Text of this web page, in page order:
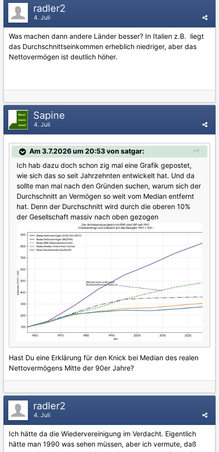
radler2
4. Juli
Was machen dann andere Länder besser? In Italien z.B. liegt
das Durchschnittseinkommen erheblich niedriger, aber das
Nettovermögen ist deutlich höher.
Sapine
4. Juli
Am 3.7.2026 um 20:53 von satgar:
Ich hab dazu doch schon zig mal eine Grafik gepostet,
wie sich das so seit Jahrzehnten entwickelt hat. Und da
sollte man mal nach den Gründen suchen, warum sich der
Durchschnitt an Vermögen so weit vom Median entfernt
hat. Denn der Durchschnitt wird durch die oberen 10%
der Gesellschaft massiv nach oben gezogen
Hast Du eine Erklärung für den Knick bei Median des realen
Nettovermögens Mitte der 90er Jahre?
radler2
4. Juli
Ich hätte da die Wiedervereinigung im Verdacht. Eigentlich
hätte man 1990 was sehen müssen, aber ich vermute, daß